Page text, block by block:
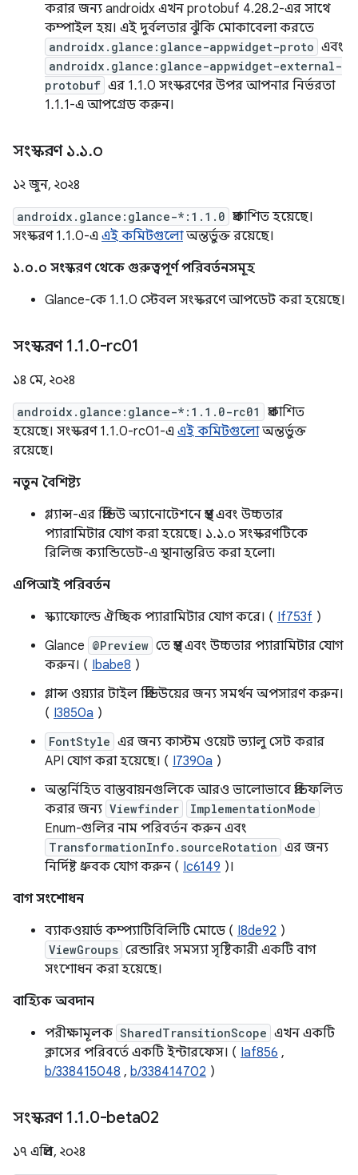
করার জন্য androidx এখন protobuf 4.28.2-এর সাথে
কম্পাইল হয়। এই দুর্বলতার ঝুঁকি মোকাবেলা করতে
androidx.glance:glance-appwidget-proto এবং
androidx.glance:glance-appwidget-external-
protobuf এর 1.1.0 সংস্করণের উপর আপনার নির্ভরতা
1.1.1-এ আপগ্রেড করুন।
সংস্করণ ১.১.০
১২ জুন, ২০২৪
androidx.glance:glance-*:1.1.0 প্রকাশিত হয়েছে।
সংস্করণ 1.1.0-এ এই কমিটগুলোঅন্তর্ভুক্ত রয়েছে।
১.০.০ সংস্করণ থেকে গুরুত্বপূর্ণ পরিবর্তনসমূহ
Glance-কে 1.1.0 স্টেবল সংস্করণে আপডেট করা হয়েছে।
সংস্করণ 1.1.0-rc01
১৪ মে, ২০২৪
androidx.glance:glance-*:1.1.0-rc01
প্রকাশিত
হয়েছে। সংস্করণ 1.1.0-rc01-এ এই কমিটগুলোঅন্তর্ভুক্ত
রয়েছে।
নতুন বৈশিষ্ট্য
গ্ল্যান্স-এর প্রিভিউ অ্যানোটেশনে প্রস্থ এবং উচ্চতার
প্যারামিটার যোগ করা হয়েছে। ১.১.০ সংস্করণটিকে
রিলিজ ক্যান্ডিডেট-এ স্থানান্তরিত করা হলো।
এপিআই পরিবর্তন
স্ক্যাফোল্ডে ঐচ্ছিক প্যারামিটার যোগ করে। ( If753f )
Glance @Preview তে প্রস্থ এবং উচ্চতার প্যারামিটার যোগ
করুন। ( Ibabe8 )
গ্লান্স ওয়্যার টাইল প্রিভিউয়ের জন্য সমর্থন অপসারণ করুন।
( I3850a )
FontStyle এর জন্য কাস্টম ওয়েট ভ্যালু সেট করার
API যোগ করা হয়েছে। ( I7390a )
অন্তর্নিহিত বাস্তবায়নগুলিকে আরও ভালোভাবে প্রতিফলিত
করার জন্য Viewfinder ImplementationMode
Enum-গুলির নাম পরিবর্তন করুন এবং
TransformationInfo.sourceRotation এর জন্য
নির্দিষ্ট ধ্রুবক যোগ করুন ( Ic6149 )।
বাগ সংশোধন
ব্যাকওয়ার্ড কম্প্যাটিবিলিটি মোডে ( I8de92 )
ViewGroups রেন্ডারিং সমস্যা সৃষ্টিকারী একটি বাগ
সংশোধন করা হয়েছে।
বাহ্যিক অবদান
পরীক্ষামূলক SharedTransitionScope এখন একটি
ক্লাসের পরিবর্তে একটি ইন্টারফেস। ( Iaf856 ,
b/338415048 , b/338414702 )
সংস্করণ 1.1.0-beta02
১৭ এপ্রিল, ২০২৪